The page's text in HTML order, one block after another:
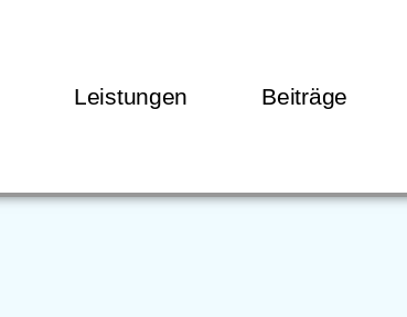
Leistungen Beiträge